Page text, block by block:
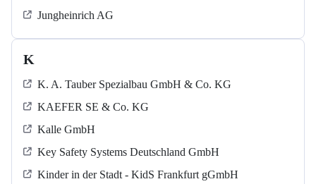
Jungheinrich AG
K
K. A. Tauber Spezialbau GmbH & Co. KG
KAEFER SE & Co. KG
Kalle GmbH
Key Safety Systems Deutschland GmbH
Kinder in der Stadt - KidS Frankfurt gGmbH